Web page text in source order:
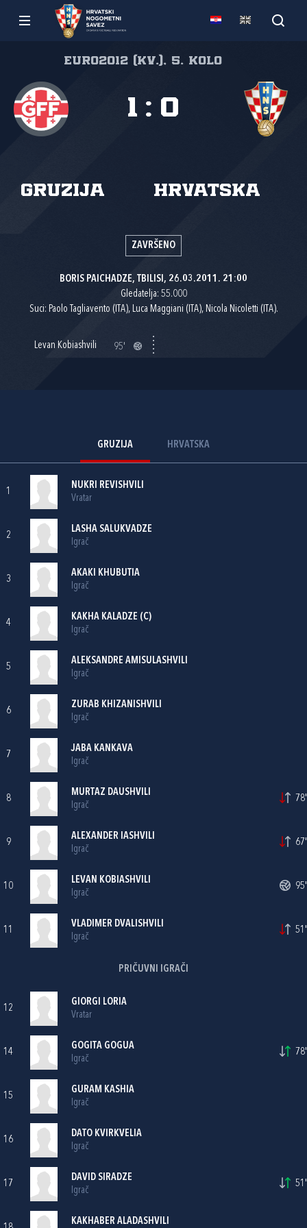
Euro2012 (kv.), 5. kolo
Gruzija Hrvatska
1 : 0
ZAVRŠENO
BORIS PAICHADZE, TBILISI, 26.03.2011. 21:00
Gledatelja: 55.000
Suci: Paolo Tagliavento (ITA), Luca Maggiani (ITA), Nicola Nicoletti (ITA).
Levan Kobiashvili 95'
GRUZIJA HRVATSKA
1
NUKRI REVISHVILI
Vratar
2
LASHA SALUKVADZE
Igrač
3
AKAKI KHUBUTIA
Igrač
4
KAKHA KALADZE (C)
Igrač
5
ALEKSANDRE AMISULASHVILI
Igrač
6
ZURAB KHIZANISHVILI
Igrač
7
JABA KANKAVA
Igrač
8
MURTAZ DAUSHVILI
Igrač
78'
9
ALEXANDER IASHVILI
Igrač
67'
10
LEVAN KOBIASHVILI
Igrač
95'
11
VLADIMER DVALISHVILI
Igrač
51'
PRIČUVNI IGRAČI
12
GIORGI LORIA
Vratar
14
GOGITA GOGUA
Igrač
78'
15
GURAM KASHIA
Igrač
16
DATO KVIRKVELIA
Igrač
17
DAVID SIRADZE
Igrač
51'
KAKHABER ALADASHVILI